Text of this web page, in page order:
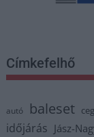
Címkefelhő
autó baleset
időjárás Jász-